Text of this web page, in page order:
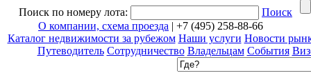
Поиск по номеру лота:
Поиск
О компании, схема проезда | +7 (495) 258-88-66
Каталог недвижимости за рубежом Наши услуги Новости
Путеводитель Сотрудничество Владельцам События